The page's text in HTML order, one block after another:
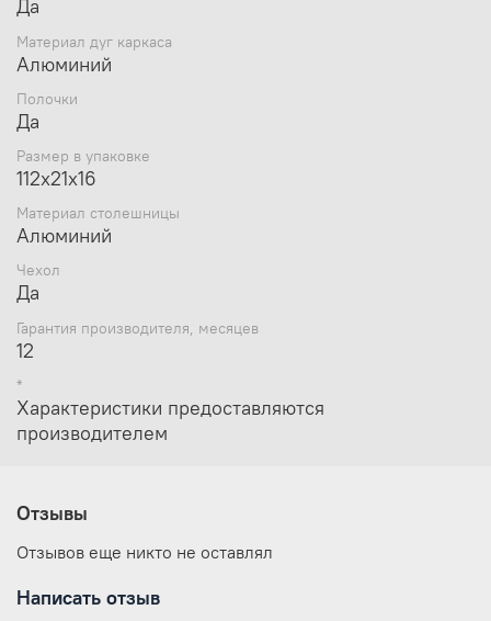
Да
Материал дуг каркаса
Алюминий
Полочки
Да
Размер в упаковке
112х21х16
Материал столешницы
Алюминий
Чехол
Да
Гарантия производителя, месяцев
12
*
Характеристики предоставляются
производителем
Отзывы
Отзывов еще никто не оставлял
Написать отзыв